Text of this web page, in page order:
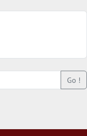
Go !